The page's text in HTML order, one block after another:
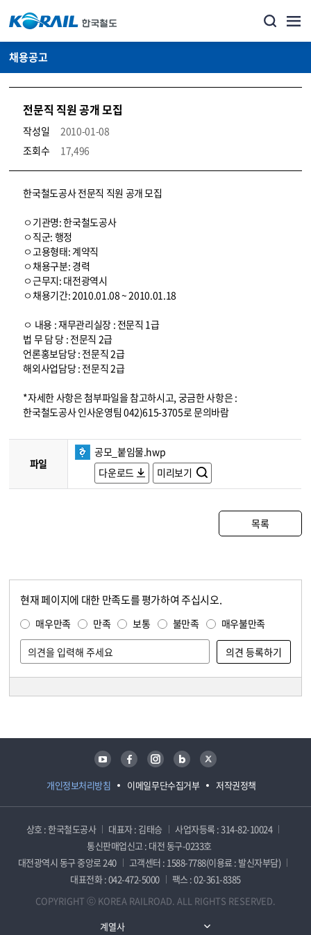
채용공고
전문직 직원 공개 모집
작성일
2010-01-08
조회수
17,496
코레일소개_경영공시_채용공고 상세보기 – 내용, 파일, 담당자 연락처로 구성
한국철도공사 전문직 직원 공개 모집
ㅇ기관명: 한국철도공사
ㅇ직군: 행정
ㅇ고용형태: 계약직
ㅇ채용구분: 경력
ㅇ근무지: 대전광역시
ㅇ채용기간: 2010.01.08 ~ 2010.01.18
ㅇ 내용 : 재무관리실장 : 전문직 1급
법 무 담 당 : 전문직 2급
언론홍보담당 : 전문직 2급
해외사업담당 : 전문직 2급
*자세한 사항은 첨부파일을 참고하시고, 궁금한 사항은 :
한국철도공사 인사운영팀 042)615-3705로 문의바람
파일
공모_붙임물.hwp
다운로드
미리보기
목록
현재 페이지에 대한 만족도를 평가하여 주십시오.
매우만족 만족 보통 불만족 매우불만족
개인정보처리방침 이메일무단수집거부 저작권정책
유튜브 페이스북 인스타그램 블로그 트위터
상호 : 한국철도공사 대표자 : 김태승
사업자등록 : 314-82-10024
통신판매업신고 : 대전 동구-0233호
대전광역시 동구 중앙로 240
고객센터 : 1588-7788(이용료 : 발신자부담)
대표전화 : 042-472-5000
팩스 : 02-361-8385
COPYRIGHT ⓒ KOREA RAILROAD. ALL RIGHTS RESERVED.
계열사